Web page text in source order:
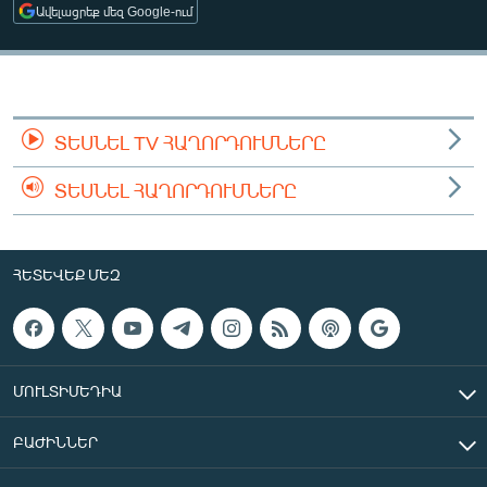
ՄԻՋԱԶԳԱՅԻՆ
ՄՇԱԿՈՒՅԹ
ՄԵԿՆԱԲԱՆՈՒԹՅՈՒՆ
ՏՏ ԵՒ ԻՆՏԵՐՆԵՏ
ԿՈՐՈՆԱՎԻՐՈՒՍ
ԱՐԽԻՎ
ԲԱՆԱՎԵՃ
ՁԳՏԵԼՈՎ ԼԱՎԱԳՈՒՅՆԻՆ
Հայերեն
Ավելացրեք մեզ Google-ում
ՏԵՍՆԵԼ TV ՀԱՂՈՐԴՈՒՄՆԵՐԸ
ՏԵՍՆԵԼ ՀԱՂՈՐԴՈՒՄՆԵՐԸ
ՀԵՏԵՎԵՔ ՄԵԶ
ՄՈՒԼՏԻՄԵԴԻԱ
ԲԱԺԻՆՆԵՐ